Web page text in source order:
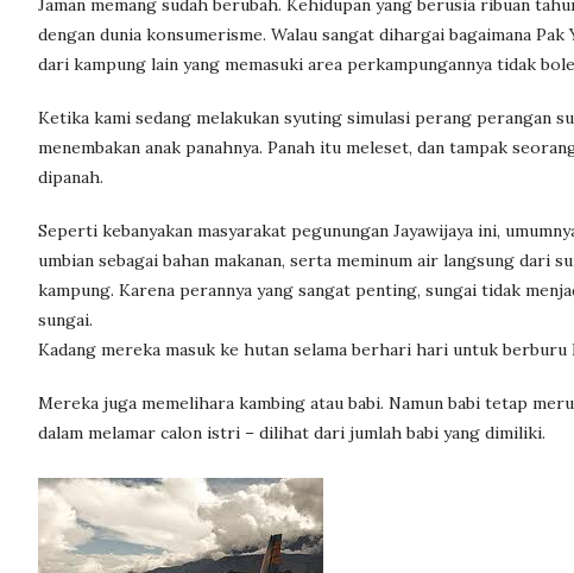
Jaman memang sudah berubah. Kehidupan yang berusia ribuan
dengan dunia konsumerisme. Walau sangat dihargai bagaimana
dari kampung lain yang memasuki area perkampungannya tidak
Ketika kami sedang melakukan syuting simulasi perang perangan
menembakan anak panahnya. Panah itu meleset, dan tampak
dipanah.
Seperti kebanyakan masyarakat pegunungan Jayawijaya ini,
umbian sebagai bahan makanan, serta meminum air langsung dari
kampung. Karena perannya yang sangat penting, sungai tidak
sungai.
Kadang mereka masuk ke hutan selama berhari hari untuk berburu
Mereka juga memelihara kambing atau babi. Namun babi tetap
dalam melamar calon istri – dilihat dari jumlah babi yang dimiliki.